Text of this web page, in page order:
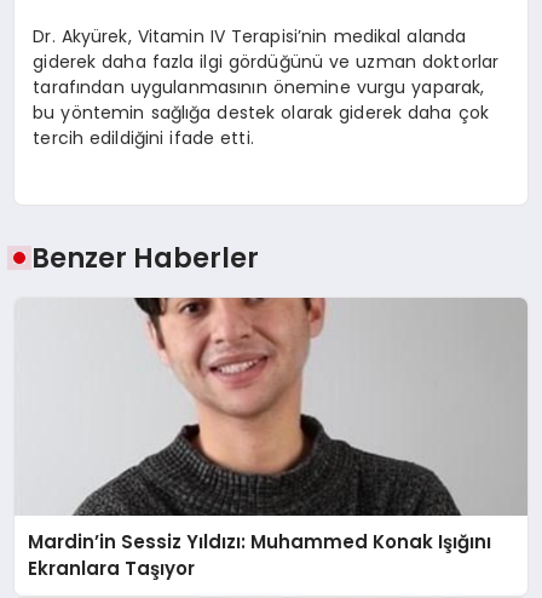
Dr. Akyürek, Vitamin IV Terapisi’nin medikal alanda
giderek daha fazla ilgi gördüğünü ve uzman doktorlar
tarafından uygulanmasının önemine vurgu yaparak,
bu yöntemin sağlığa destek olarak giderek daha çok
tercih edildiğini ifade etti.
Benzer Haberler
Mardin’in Sessiz Yıldızı: Muhammed Konak Işığını
Ekranlara Taşıyor